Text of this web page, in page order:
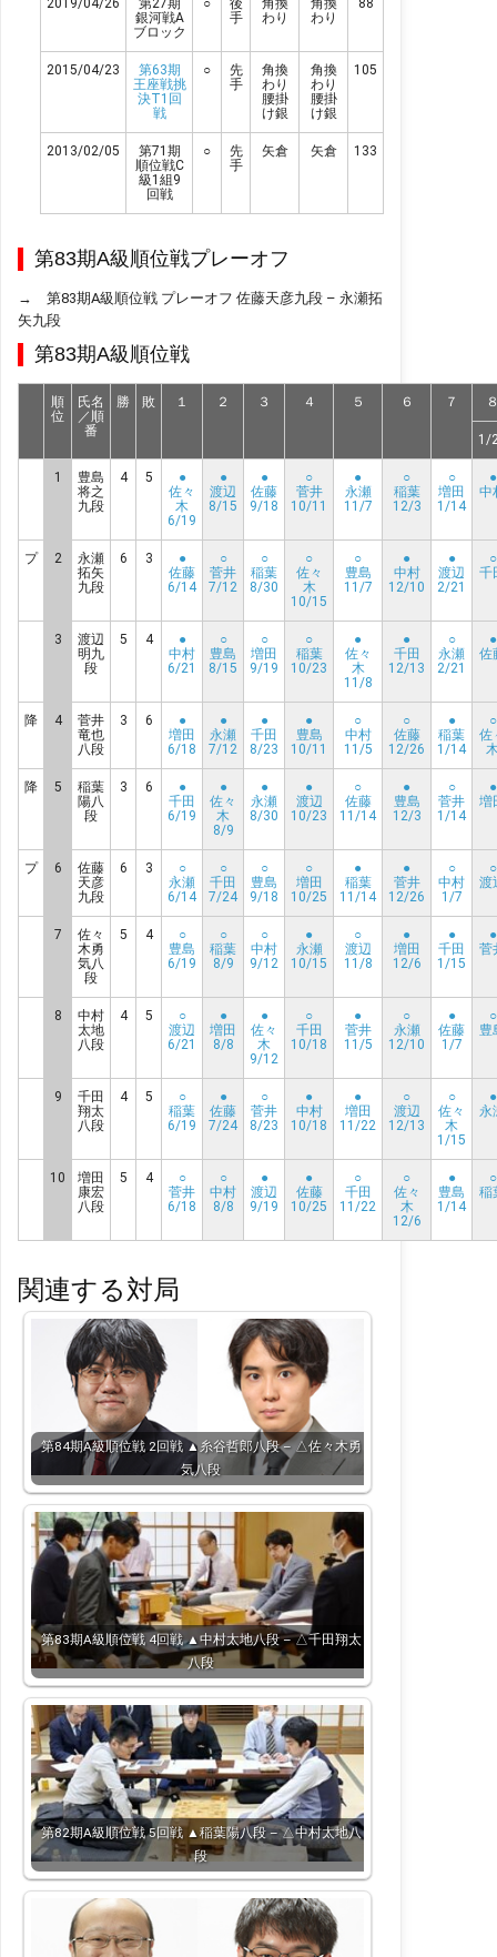
2019/04/26
第27期
銀河戦A
ブロック
○
後
手
角換
わり
角換
わり
88
2015/04/23
第63期
王座戦挑
決T1回
戦
○
先
手
角換
わり
腰掛
け銀
角換
わり
腰掛
け銀
105
2013/02/05
第71期
順位戦C
級1組9
回戦
○
先
手
矢倉 矢倉 133
第83期A級順位戦プレーオフ
→ 第83期A級順位戦 プレーオフ 佐藤天彦九段 – 永瀬拓
矢九段
第83期A級順位戦
順
位
氏名
／順
番
勝 敗 １ ２ ３ ４ ５ ６ ７
1/
1
豊島
将之
九段
4 5
●
佐々
木
6/19
●
渡辺
8/15
●
佐藤
9/18
○
菅井
10/11
●
永瀬
11/7
○
稲葉
12/3
○
増田
1/14
●
中
プ 2
永瀬
拓矢
九段
6 3
●
佐藤
6/14
○
菅井
7/12
○
稲葉
8/30
○
佐々
木
10/15
○
豊島
11/7
●
中村
12/10
●
渡辺
2/21
○
千
3
渡辺
明九
段
5 4
●
中村
6/21
○
豊島
8/15
○
増田
9/19
○
稲葉
10/23
●
佐々
木
11/8
●
千田
12/13
○
永瀬
2/21
●
佐
降 4
菅井
竜也
八段
3 6
●
増田
6/18
●
永瀬
7/12
●
千田
8/23
●
豊島
10/11
○
中村
11/5
○
佐藤
12/26
●
稲葉
1/14
○
佐
降 5
稲葉
陽八
段
3 6
●
千田
6/19
●
佐々
木
8/9
●
永瀬
8/30
●
渡辺
10/23
○
佐藤
11/14
●
豊島
12/3
○
菅井
1/14
●
増
プ 6
佐藤
天彦
九段
6 3
○
永瀬
6/14
○
千田
7/24
○
豊島
9/18
○
増田
10/25
●
稲葉
11/14
●
菅井
12/26
○
中村
1/7
○
渡
7
佐々
木勇
気八
段
5 4
○
豊島
6/19
○
稲葉
8/9
○
中村
9/12
●
永瀬
10/15
○
渡辺
11/8
●
増田
12/6
●
千田
1/15
●
菅
8
中村
太地
八段
4 5
○
渡辺
6/21
●
増田
8/8
●
佐々
木
9/12
○
千田
10/18
●
菅井
11/5
○
永瀬
12/10
●
佐藤
1/7
○
豊
9
千田
翔太
八段
4 5
○
稲葉
6/19
●
佐藤
7/24
○
菅井
8/23
●
中村
10/18
●
増田
11/22
○
渡辺
12/13
○
佐々
木
1/15
●
永
10
増田
康宏
八段
5 4
○
菅井
6/18
○
中村
8/8
●
渡辺
9/19
●
佐藤
10/25
○
千田
11/22
○
佐々
木
12/6
●
豊島
1/14
○
稲
関連する対局
第84期A級順位戦 2回戦 ▲糸谷哲郎八段 – △佐々木勇
気八段
第83期A級順位戦 4回戦 ▲中村太地八段 – △千田翔太
八段
第82期A級順位戦 5回戦 ▲稲葉陽八段 – △中村太地八
段